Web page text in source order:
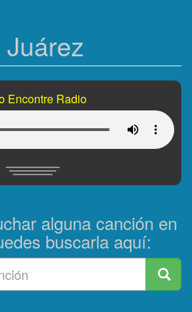
Encontre Radio
alguna canción en
buscarla aquí: